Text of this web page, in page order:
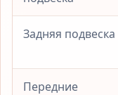
Задняя подвеска
Передние